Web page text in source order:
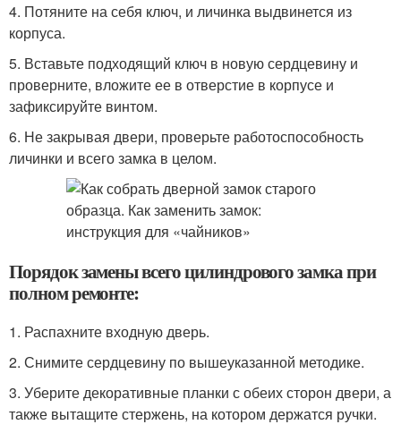
4. Потяните на себя ключ, и личинка выдвинется из
корпуса.
5. Вставьте подходящий ключ в новую сердцевину и
проверните, вложите ее в отверстие в корпусе и
зафиксируйте винтом.
6. Не закрывая двери, проверьте работоспособность
личинки и всего замка в целом.
Порядок замены всего цилиндрового замка при
полном ремонте:
1. Распахните входную дверь.
2. Снимите сердцевину по вышеуказанной методике.
3. Уберите декоративные планки с обеих сторон двери, а
также вытащите стержень, на котором держатся ручки.